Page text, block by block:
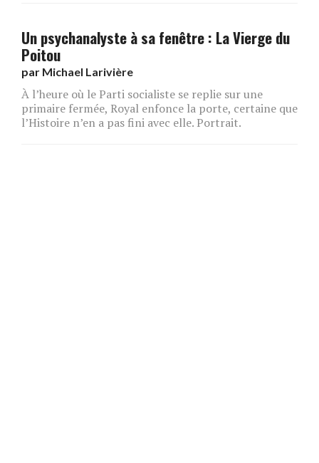
Un psychanalyste à sa fenêtre : La Vierge du
Poitou
par Michael Larivière
À l’heure où le Parti socialiste se replie sur une
primaire fermée, Royal enfonce la porte, certaine que
l’Histoire n’en a pas fini avec elle. Portrait.